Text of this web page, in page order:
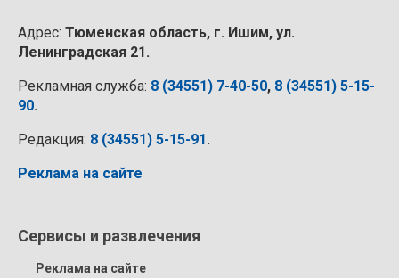
Адрес: Тюменская область, г. Ишим, ул.
Ленинградская 21.
Рекламная служба: 8 (34551) 7-40-50, 8 (34551) 5-15-
90.
Редакция: 8 (34551) 5-15-91.
Реклама на сайте
Сервисы и развлечения
Реклама на сайте